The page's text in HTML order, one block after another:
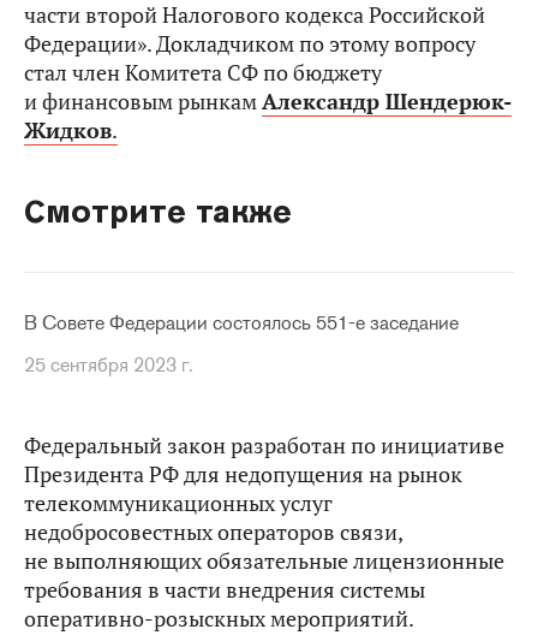
части второй Налогового кодекса Российской
Федерации». Докладчиком по этому вопросу
стал член Комитета СФ по бюджету
и финансовым рынкамАлександр Шендерюк-
Жидков.
Смотрите также
В Совете Федерации состоялось 551-е заседание
25 сентября 2023 г.
Федеральный закон разработан по инициативе
Президента РФ для недопущения на рынок
телекоммуникационных услуг
недобросовестных операторов связи,
не выполняющих обязательные лицензионные
требования в части внедрения системы
оперативно-розыскных мероприятий.